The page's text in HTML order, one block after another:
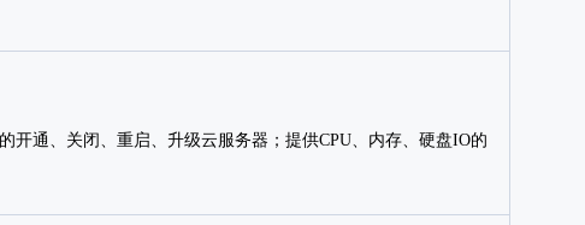
通、关闭、重启、升级云服务器；提供CPU、内存、硬盘IO的